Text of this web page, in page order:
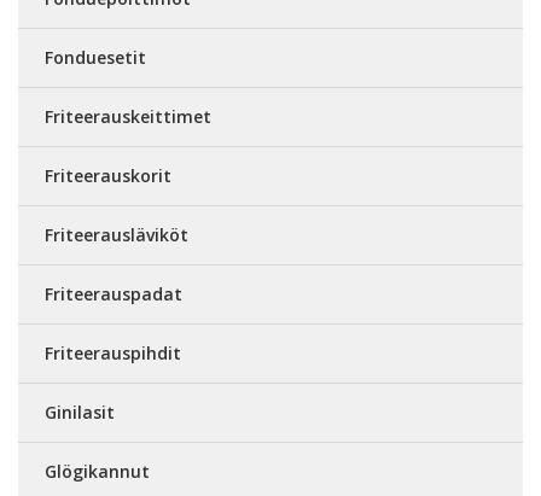
Fonduesetit
Friteerauskeittimet
Friteerauskorit
Friteerausläviköt
Friteerauspadat
Friteerauspihdit
Ginilasit
Glögikannut